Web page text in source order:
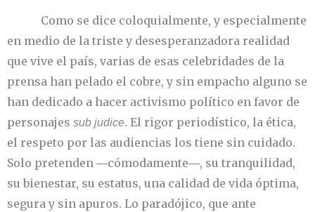
Como se dice coloquialmente, y especialmente
en medio de la triste y desesperanzadora realidad
que vive el país, varias de esas celebridades de la
prensa han pelado el cobre, y sin empacho alguno se
han dedicado a hacer activismo político en favor de
personajes sub judice. El rigor periodístico, la ética,
el respeto por las audiencias los tiene sin cuidado.
Solo pretenden ―cómodamente―, su tranquilidad,
su bienestar, su estatus, una calidad de vida óptima,
segura y sin apuros. Lo paradójico, que ante